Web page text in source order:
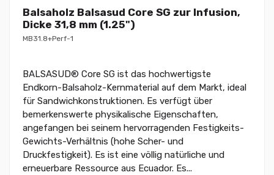
Balsaholz Balsasud Core SG zur Infusion,
Dicke 31,8 mm (1.25")
MB31.8+Perf-1
BALSASUD® Core SG ist das hochwertigste
Endkorn-Balsaholz-Kernmaterial auf dem Markt, ideal
für Sandwichkonstruktionen. Es verfügt über
bemerkenswerte physikalische Eigenschaften,
angefangen bei seinem hervorragenden Festigkeits-
Gewichts-Verhältnis (hohe Scher- und
Druckfestigkeit). Es ist eine völlig natürliche und
erneuerbare Ressource aus Ecuador. Es...